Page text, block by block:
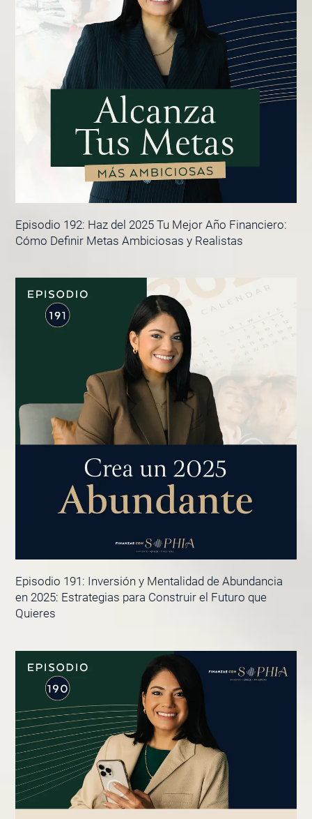
Episodio 192: Haz del 2025 Tu Mejor Año Financiero:
Cómo Definir Metas Ambiciosas y Realistas
Episodio 191: Inversión y Mentalidad de Abundancia
en 2025: Estrategias para Construir el Futuro que
Quieres